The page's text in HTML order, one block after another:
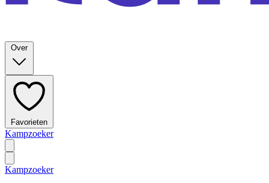
Over
Favorieten
Kampzoeker
Kampzoeker